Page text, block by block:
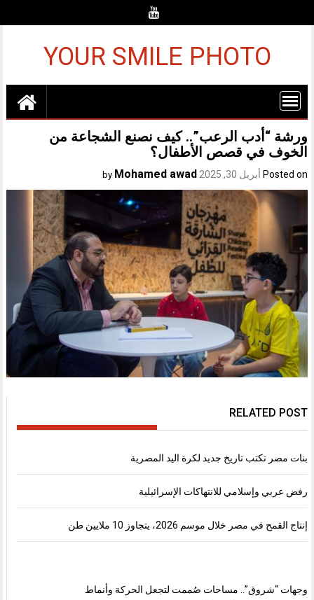
YOUR SMILE PHOTO
ورشة “أدب الرعب”.. كيف نصنع الشجاعة من
الخوف في قصص الأطفال؟
Posted on أبريل 30, 2025 Mohamed awad
RELATED POST
بنات مصر تكتب تاريخ جديد لكرة اليد المصرية
رفض عربي وإسلامي للانتهاكات الإسرائيلية
إنتاج القمح في مصر خلال موسم 2026، يتجاوز 10 ملايين طن
وجهات “شروق”.. مساحات صُممت لتجعل الحركة وأنماط